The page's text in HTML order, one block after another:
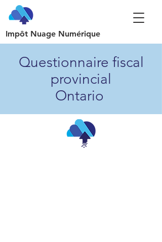
Impôt Nuage Numérique
Questionnaire fiscal
provincial
Ontario